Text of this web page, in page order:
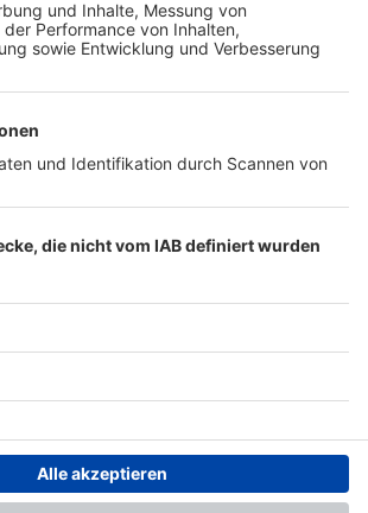
Datenschutz Impressum